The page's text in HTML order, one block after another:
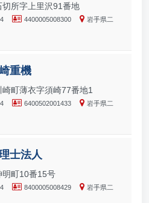
所字上里沢91番地
4400005008300
岩手県二
重機
町薄衣字須崎77番地1
6400502001433
岩手県二
士法人
明町10番15号
8400005008429
岩手県二